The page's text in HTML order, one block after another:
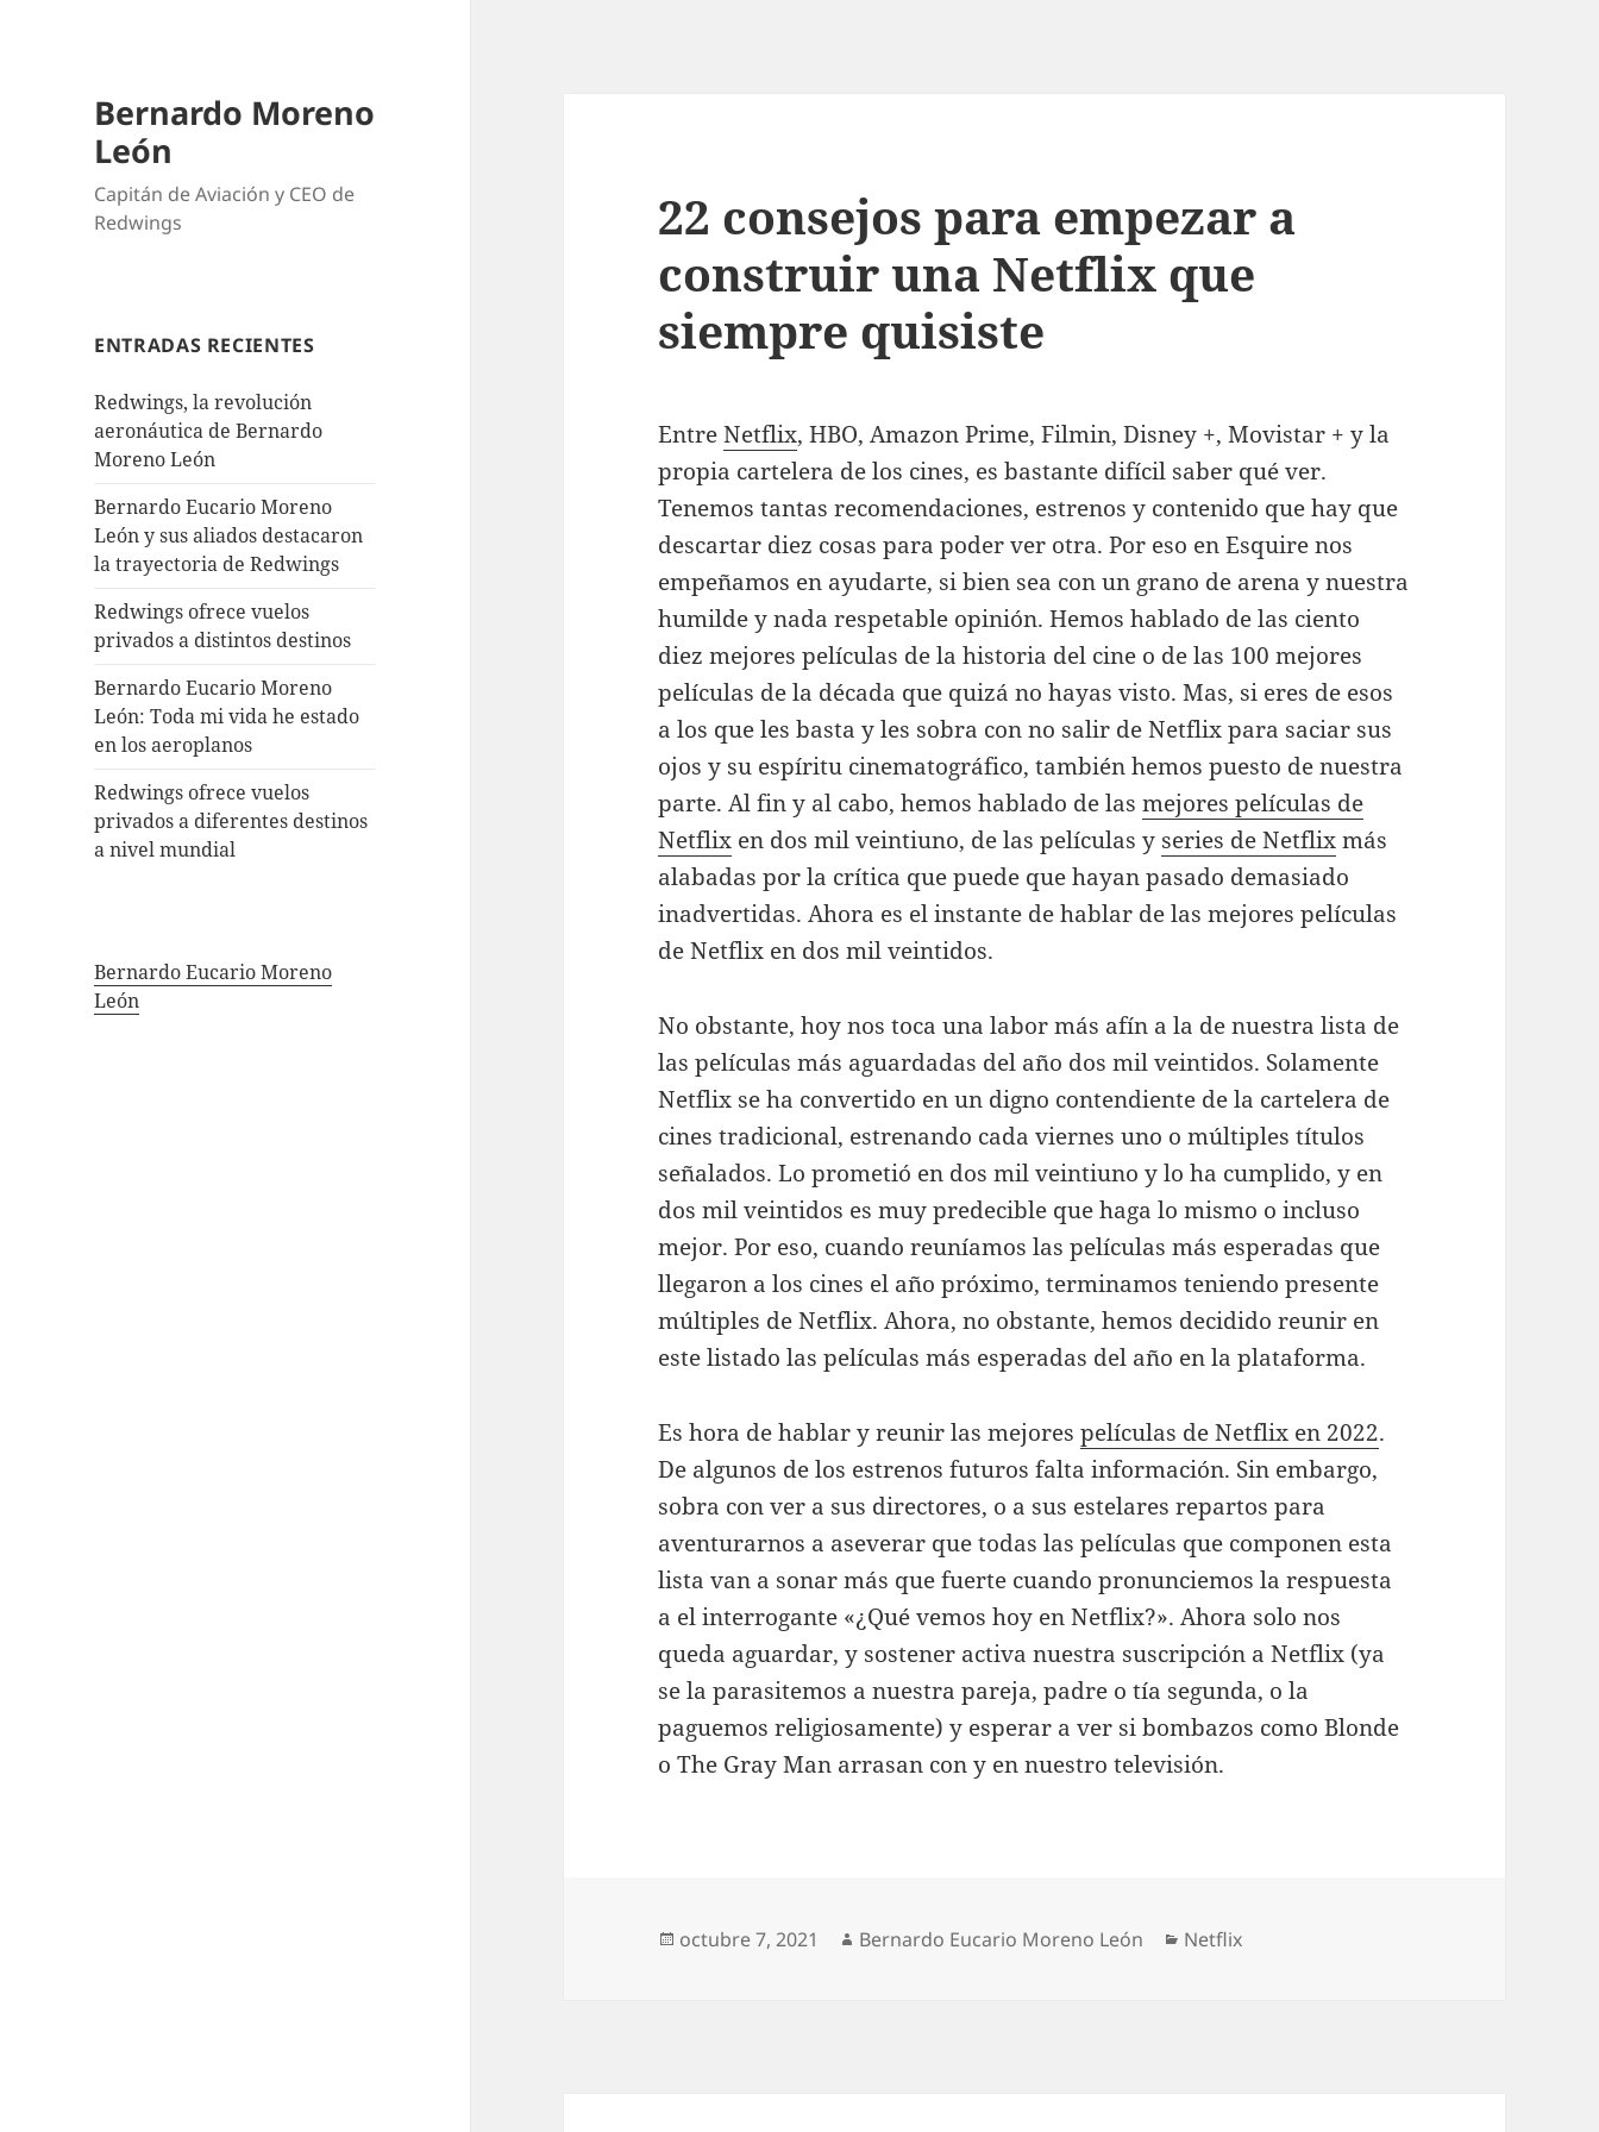
Bernardo Moreno
León
Capitán de Aviación y CEO de
Redwings
ENTRADAS RECIENTES
Redwings, la revolución
aeronáutica de Bernardo
Moreno León
Bernardo Eucario Moreno
León y sus aliados destacaron
la trayectoria de Redwings
Redwings ofrece vuelos
privados a distintos destinos
Bernardo Eucario Moreno
León: Toda mi vida he estado
en los aeroplanos
Redwings ofrece vuelos
privados a diferentes destinos
a nivel mundial
Bernardo Eucario Moreno
León
22 consejos para empezar a
construir una Netflix que
siempre quisiste
EntreNetflix, HBO, Amazon Prime, Filmin, Disney +, Movistar + y la
propia cartelera de los cines, es bastante difícil saber qué ver.
Tenemos tantas recomendaciones, estrenos y contenido que hay que
descartar diez cosas para poder ver otra. Por eso en Esquire nos
empeñamos en ayudarte, si bien sea con un grano de arena y nuestra
humilde y nada respetable opinión. Hemos hablado de las ciento
diez mejores películas de la historia del cine o de las 100 mejores
películas de la década que quizá no hayas visto. Mas, si eres de esos
a los que les basta y les sobra con no salir de Netflix para saciar sus
ojos y su espíritu cinematográfico, también hemos puesto de nuestra
parte. Al fin y al cabo, hemos hablado de lasmejores películas de
Netflix en dos mil veintiuno, de las películas y series de Netflixmás
alabadas por la crítica que puede que hayan pasado demasiado
inadvertidas. Ahora es el instante de hablar de las mejores películas
de Netflix en dos mil veintidos.
No obstante, hoy nos toca una labor más afín a la de nuestra lista de
las películas más aguardadas del año dos mil veintidos. Solamente
Netflix se ha convertido en un digno contendiente de la cartelera de
cines tradicional, estrenando cada viernes uno o múltiples títulos
señalados. Lo prometió en dos mil veintiuno y lo ha cumplido, y en
dos mil veintidos es muy predecible que haga lo mismo o incluso
mejor. Por eso, cuando reuníamos las películas más esperadas que
llegaron a los cines el año próximo, terminamos teniendo presente
múltiples de Netflix. Ahora, no obstante, hemos decidido reunir en
este listado las películas más esperadas del año en la plataforma.
Es hora de hablar y reunir las mejorespelículas de Netflix en 2022.
De algunos de los estrenos futuros falta información. Sin embargo,
sobra con ver a sus directores, o a sus estelares repartos para
aventurarnos a aseverar que todas las películas que componen esta
lista van a sonar más que fuerte cuando pronunciemos la respuesta
a el interrogante «¿Qué vemos hoy en Netflix?». Ahora solo nos
queda aguardar, y sostener activa nuestra suscripción a Netflix (ya
se la parasitemos a nuestra pareja, padre o tía segunda, o la
paguemos religiosamente) y esperar a ver si bombazos como Blonde
o The Gray Man arrasan con y en nuestro televisión.
Publicado
octubre 7, 2021 Autor
Bernardo Eucario Moreno León Categorías
Netflix